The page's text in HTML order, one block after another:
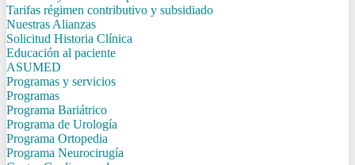
Tarifas régimen contributivo y subsidiado
Nuestras Alianzas
Solicitud Historia Clínica
Educación al paciente
ASUMED
Programas y servicios
Programas
Programa Bariátrico
Programa de Urología
Programa Ortopedia
Programa Neurocirugía